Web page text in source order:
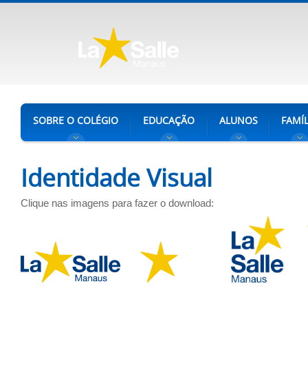
SOBRE O COLÉGIO EDUCAÇÃO ALUNOS
Identidade Visual
Clique nas imagens para fazer o download: